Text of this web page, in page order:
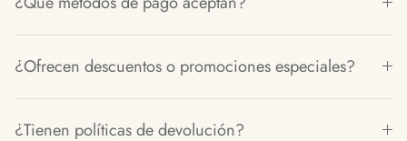
¿Ofrecen descuentos o promociones especiales?
¿Tienen políticas de devolución?